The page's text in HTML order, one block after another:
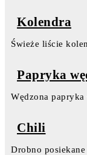
Kolendra
Świeże liście
Papryka
Wędzona
Chili
Drobno